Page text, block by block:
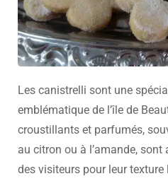
Les canistrelli sont une
emblématique de l’île de
croustillants et parfumés,
au citron ou à l’amande,
des visiteurs pour leur